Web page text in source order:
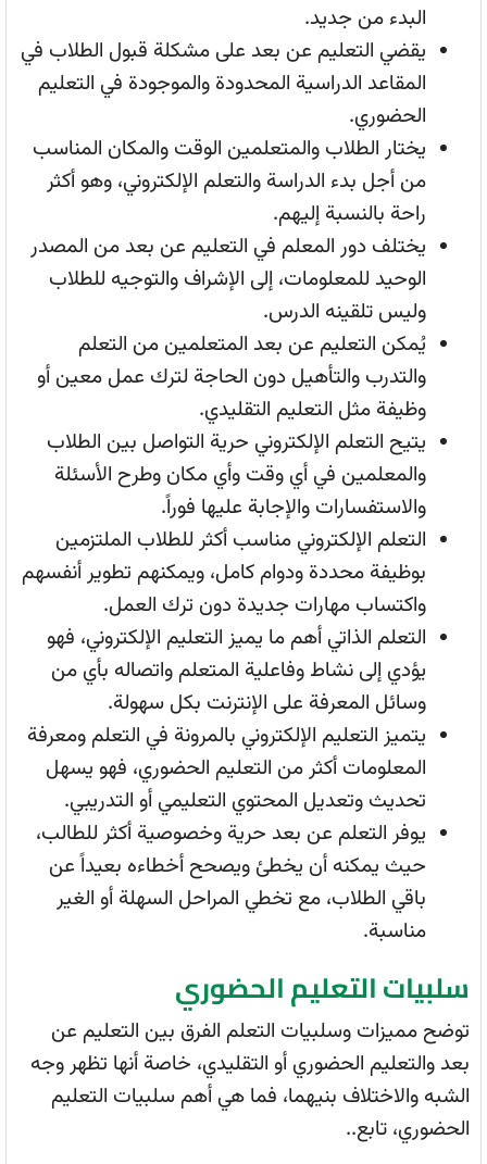
البدء من جديد.
يقضي التعليم عن بعد على مشكلة قبول الطلاب في
المقاعد الدراسية المحدودة والموجودة في التعليم
الحضوري.
يختار الطلاب والمتعلمين الوقت والمكان المناسب
من أجل بدء الدراسة والتعلم الإلكتروني، وهو أكثر
راحة بالنسبة إليهم.
يختلف دور المعلم في التعليم عن بعد من المصدر
الوحيد للمعلومات، إلى الإشراف والتوجيه للطلاب
وليس تلقينه الدرس.
يُمكن التعليم عن بعد المتعلمين من التعلم
والتدرب والتأهيل دون الحاجة لترك عمل معين أو
وظيفة مثل التعليم التقليدي.
يتيح التعلم الإلكتروني حرية التواصل بين الطلاب
والمعلمين في أي وقت وأي مكان وطرح الأسئلة
والاستفسارات والإجابة عليها فوراً.
التعلم الإلكتروني مناسب أكثر للطلاب الملتزمين
بوظيفة محددة ودوام كامل، ويمكنهم تطوير أنفسهم
واكتساب مهارات جديدة دون ترك العمل.
التعلم الذاتي أهم ما يميز التعليم الإلكتروني، فهو
يؤدي إلى نشاط وفاعلية المتعلم واتصاله بأي من
وسائل المعرفة على الإنترنت بكل سهولة.
يتميز التعليم الإلكتروني بالمرونة في التعلم ومعرفة
المعلومات أكثر من التعليم الحضوري، فهو يسهل
تحديث وتعديل المحتوي التعليمي أو التدريبي.
يوفر التعلم عن بعد حرية وخصوصية أكثر للطالب،
حيث يمكنه أن يخطئ ويصحح أخطاءه بعيداً عن
باقي الطلاب، مع تخطي المراحل السهلة أو الغير
مناسبة.
سلبيات التعليم الحضوري
توضح مميزات وسلبيات التعلم الفرق بين التعليم عن
بعد والتعليم الحضوري أو التقليدي، خاصة أنها تظهر وجه
الشبه والاختلاف بنيهما، فما هي أهم سلبيات التعليم
الحضوري، تابع..